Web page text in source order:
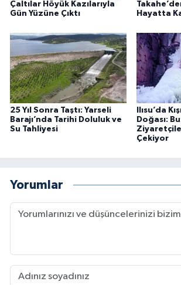
Çaltılar Höyük Kazılarıyla
Gün Yüzüne Çıktı
Hayatta
25 Yıl Sonra Taştı: Yarseli
Barajı’nda Tarihi Doluluk ve
Su Tahliyesi
Ilısu’da
Doğası:
Çekiyor
Yorumlar